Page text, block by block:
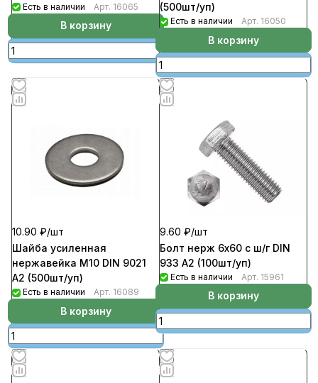
Есть в наличии Арт. 16065
В корзину
(500шт/уп)
Есть в наличии Арт. 16050
В корзину
10.90 ₽/шт
Шайба усиленная
нержавейка М10 DIN 9021
А2 (500шт/уп)
Есть в наличии Арт. 16089
В корзину
9.60 ₽/шт
Болт нерж 6х60 с ш/г DIN
933 А2 (100шт/уп)
Есть в наличии Арт. 15961
В корзину